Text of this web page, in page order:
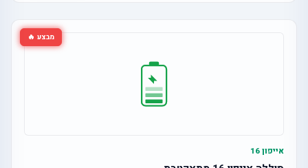
מבצע 🔥
אייפון 16